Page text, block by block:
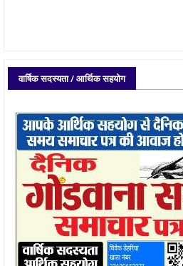
वार्षिक सदस्यता / आर्थिक सहयोग